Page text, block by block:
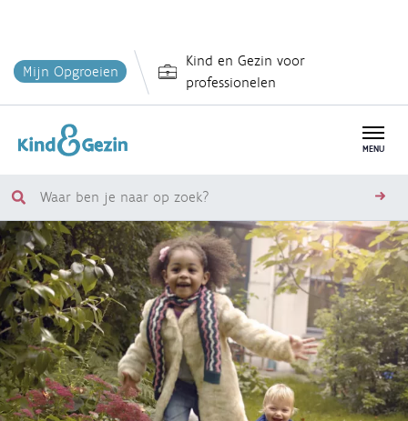
en
inhoud
Mijn Opgroeien
Kind en Gezin voor
professionelen
MENU
Waar
ben
je
naar
op
zoek?